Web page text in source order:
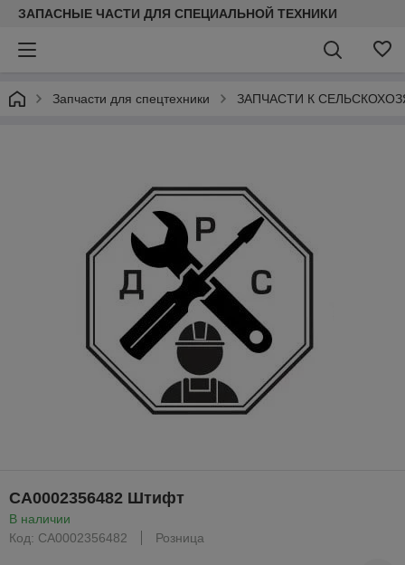
ЗАПАСНЫЕ ЧАСТИ ДЛЯ СПЕЦИАЛЬНОЙ ТЕХНИКИ
Запчасти для спецтехники ЗАПЧАСТИ К
CA0002356482 Штифт
В наличии
Код: CA0002356482
Розница